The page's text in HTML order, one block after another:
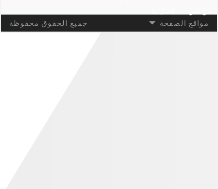
مواقع الصفحة جميع الحقوق محفوظة